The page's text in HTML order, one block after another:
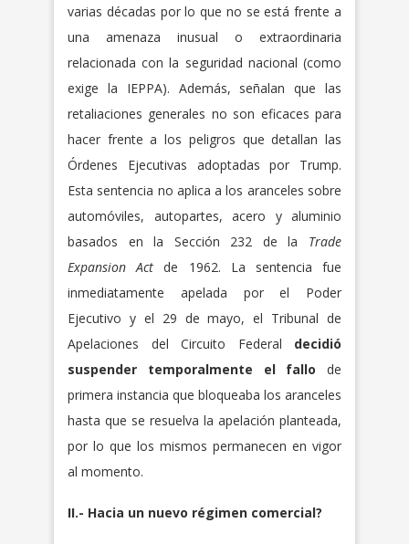
varias décadas por lo que no se está frente a
una amenaza inusual o extraordinaria
relacionada con la seguridad nacional (como
exige la IEPPA). Además, señalan que las
retaliaciones generales no son eficaces para
hacer frente a los peligros que detallan las
Órdenes Ejecutivas adoptadas por Trump.
Esta sentencia no aplica a los aranceles sobre
automóviles, autopartes, acero y aluminio
basados en la Sección 232 de la Trade
Expansion Act de 1962. La sentencia fue
inmediatamente apelada por el Poder
Ejecutivo y el 29 de mayo, el Tribunal de
Apelaciones del Circuito Federal decidió
suspender temporalmente el fallo de
primera instancia que bloqueaba los aranceles
hasta que se resuelva la apelación planteada,
por lo que los mismos permanecen en vigor
al momento.
II.- Hacia un nuevo régimen comercial?